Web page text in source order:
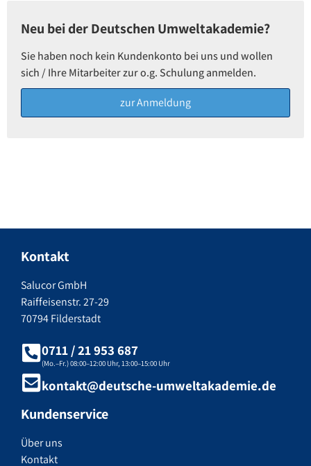
Neu bei der Deutschen Umweltakademie?
Sie haben noch kein Kundenkonto bei uns und wollen
sich / Ihre Mitarbeiter zur o.g. Schulung anmelden.
Kontakt
Salucor GmbH
Raiffeisenstr. 27-29
70794 Filderstadt
0711 / 21 953 687
(Mo.–Fr.) 08:00–12:00 Uhr, 13:00–15:00 Uhr
kontakt@deutsche-umweltakademie.de
Kundenservice
Über uns
Kontakt